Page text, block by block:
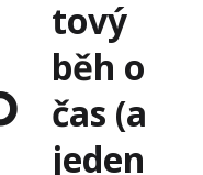
tový
běh o
čas (a
jeden